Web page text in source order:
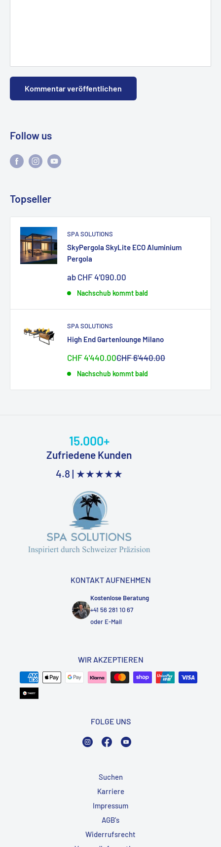
Kommentar veröffentlichen
Follow us
Topseller
SPA SOLUTIONS
SkyPergola SkyLite ECO Aluminium
Pergola
Sonderpreis
ab CHF 4'090.00
Nachschub kommt bald
SPA SOLUTIONS
High End Gartenlounge Milano
Sonderpreis
CHF 4'440.00Normalpreis
CHF 6'440.00
Nachschub kommt bald
15.000+
Zufriedene Kunden
4.8 | ★★★★★
KONTAKT AUFNEHMEN
Kostenlose Beratung
+41 56 281 10 67
oder E-Mail
WIR AKZEPTIEREN
FOLGE UNS
InstagramFacebook
Suchen
Karriere
Impressum
AGB's
Widerrufsrecht